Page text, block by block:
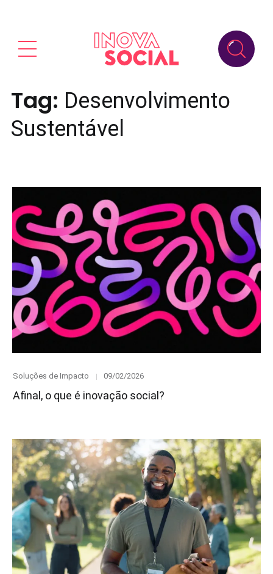
Tag: Desenvolvimento
Sustentável
Category
Soluções de Impacto
Posted
09/02/2026
Afinal, o que é inovação social?